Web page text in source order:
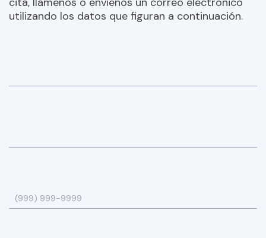
utilizando los datos que figuran a continuación.